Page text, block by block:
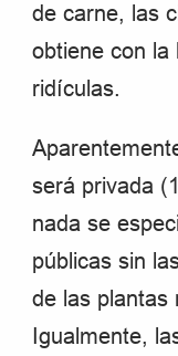
de carne, las
obtiene con la
ridículas.
será privada
nada se
públicas sin
de las plantas
Igualmente,